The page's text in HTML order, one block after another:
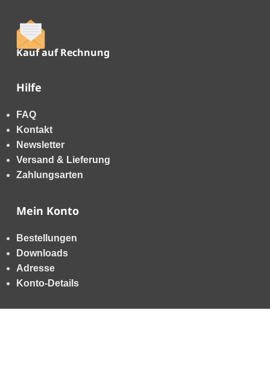
Kauf auf Rechnung
Hilfe
FAQ
Kontakt
Newsletter
Versand & Lieferung
Zahlungsarten
Mein Konto
Bestellungen
Downloads
Adresse
Konto-Details